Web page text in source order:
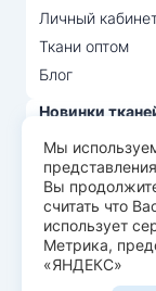
Личный
Ткани оптом
Блог
Новинки
Распродажа
Лидеры продаж
© Арт Текс —
Пользовательское
Мы
Вы
считать что
использует
Метрика,
«ЯНДЕКС»